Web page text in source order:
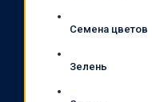
Семена цветов
Зелень